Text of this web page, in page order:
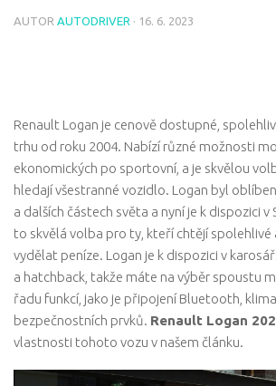
AUTOR AUTODRIVER · 16. 6. 2023
Renault Logan je cenově dostupné,
trhu od roku 2004. Nabízí různé možnosti
ekonomických po sportovní, a je skvělou
hledají všestranné vozidlo. Logan byl
a dalších částech světa a nyní je k dispozici v
to skvělá volba pro ty, kteří chtějí spolehlivé
vydělat peníze. Logan je k dispozici v
a hatchback, takže máte na výběr spoustu
řadu funkcí, jako je připojení Bluetooth,
bezpečnostních prvků. Renault Logan
vlastnosti tohoto vozu v našem článku.